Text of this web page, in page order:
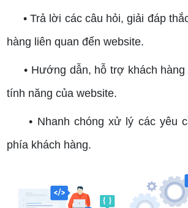
• Trả lời các câu hỏi, giải đáp
hàng liên quan đến website.
• Hướng dẫn, hỗ trợ khách hàng
tính năng của website.
• Nhanh chóng xử lý các yêu
phía khách hàng.